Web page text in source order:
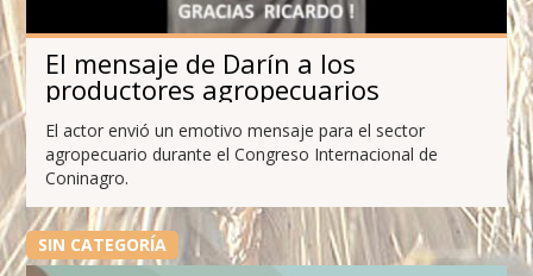
El mensaje de Darín a los
productores agropecuarios
El actor envió un emotivo mensaje para el sector
agropecuario durante el Congreso Internacional de
Coninagro.
SIN CATEGORÍA